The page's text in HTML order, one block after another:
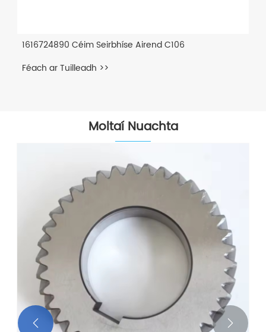
1901902351 Trealamh Pacáil DN
Féach ar Tuilleadh >>
Moltaí Nuachta
 